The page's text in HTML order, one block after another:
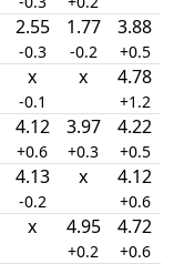
2.55
-0.3
1.77
-0.2
3.88
+0.5
x
-0.1
x 4.78
+1.2
4.12
+0.6
3.97
+0.3
4.22
+0.5
4.13
-0.2
x 4.12
+0.6
x 4.95
+0.2
4.72
+0.6